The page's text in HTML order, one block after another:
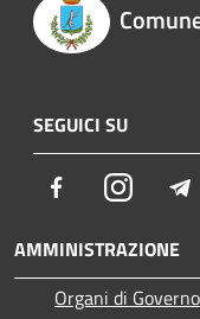
SEGUICI SU
FacebookInstagram
AMMINISTRAZIONE
Organi di Governo